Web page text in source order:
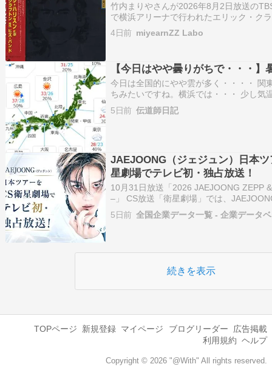
竹内まりやさんが2026年8月2日放送の
で横浜アリーナで行われたエリック・ク
ンの横浜アリーナでのライブを見に行っ
スをして公演を半分ぐらい見れなかった
4日前 miyearnZZ Labo
【今日はやや曇りがちで・・・
今日は全国的にやや雲が多く・・・・ 関
ちみたいですね。横浜では・・・ 少し気
付近では・・・ 雲の多い一日みたいです
5日前 伝道師日記
JAEJOONG（ジェジュン）日本
星劇場でテレビ初・独占放送！
10月31日放送「2026 JAEJOONG ZEPP
–」 CS放送「衛星劇場」では、
アー「2026 JAEJOONG ZEPP & HALL
月2日にパシ…
5日前 全国企業データ一覧 - 企業データ
続きを表示
TOPページ 新規登録 マイページ ブログリーダー
広告掲載
利用規約 ヘルプ
Copyright © 2026 "@With" All rights reserved.